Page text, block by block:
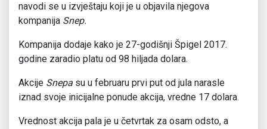
navodi se u izvještaju koji je u objavila njegova
kompanija Snep.
Kompanija dodaje kako je 27-godišnji Špigel 2017.
godine zaradio platu od 98 hiljada dolara.
Akcije Snepa su u februaru prvi put od jula narasle
iznad svoje inicijalne ponude akcija, vredne 17 dolara.
Vrednost akcija pala je u četvrtak za osam odsto, a